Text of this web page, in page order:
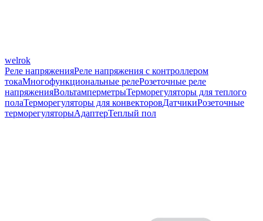
welrok
Реле напряженияРеле напряжения с контроллером
токаМногофункциональные релеРозеточные реле
напряженияВольтамперметрыТерморегуляторы для теплого
полаТерморегуляторы для конвекторовДатчикиРозеточные
терморегуляторыАдаптерТеплый пол